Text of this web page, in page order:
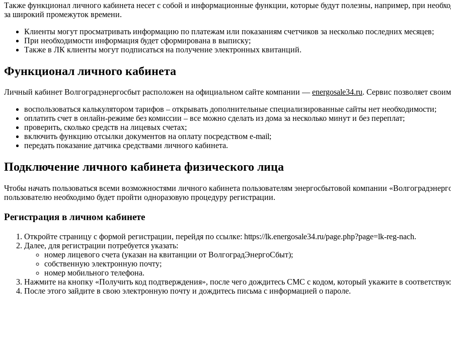
Также функционал личного кабинета несет с собой и информационные функции, которые будут полезны, например, при
за широкий промежуток времени.
Клиенты могут просматривать информацию по платежам или показаниям счетчиков за несколько последних месяцев;
При необходимости информация будет сформирована в выписку;
Также в ЛК клиенты могут подписаться на получение электронных квитанций.
Функционал личного кабинета
Личный кабинет Волгоградэнергосбыт расположен на официальном сайте компании — energosale34.ru. Сервис позволяет
воспользоваться калькулятором тарифов – открывать дополнительные специализированные сайты нет необходимости;
оплатить счет в онлайн-режиме без комиссии – все можно сделать из дома за несколько минут и без переплат;
проверить, сколько средств на лицевых счетах;
включить функцию отсылки документов на оплату посредством e-mail;
передать показание датчика средствами личного кабинета.
Подключение личного кабинета физического лица
Чтобы начать пользоваться всеми возможностями личного кабинета пользователям энергосбытовой компании
пользователю необходимо будет пройти одноразовую процедуру регистрации.
Регистрация в личном кабинете
Откройте страницу с формой регистрации, перейдя по ссылке: https://lk.energosale34.ru/page.php?page=lk-reg-nach.
Далее, для регистрации потребуется указать:
номер лицевого счета (указан на квитанции от ВолгоградЭнергоСбыт);
собственную электронную почту;
номер мобильного телефона.
Нажмите на кнопку «Получить код подтверждения», после чего дождитесь СМС с кодом, который укажите в
После этого зайдите в свою электронную почту и дождитесь письма с информацией о пароле.